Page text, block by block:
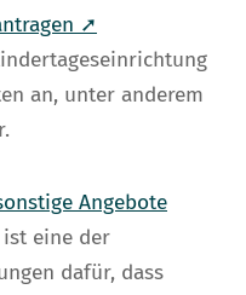
➚
an, unter anderem
Angebote
eine der
dafür, dass